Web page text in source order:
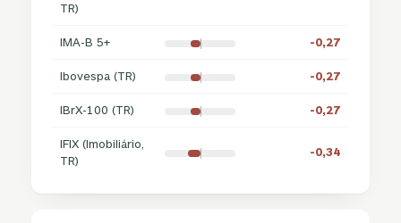
TR)
IMA-B 5+ -0,27
Ibovespa (TR) -0,27
IBrX-100 (TR) -0,27
IFIX (Imobiliário,
TR)
-0,34